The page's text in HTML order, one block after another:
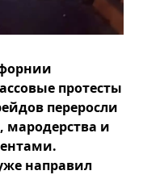
протесты
переросли
мародерства и
направил